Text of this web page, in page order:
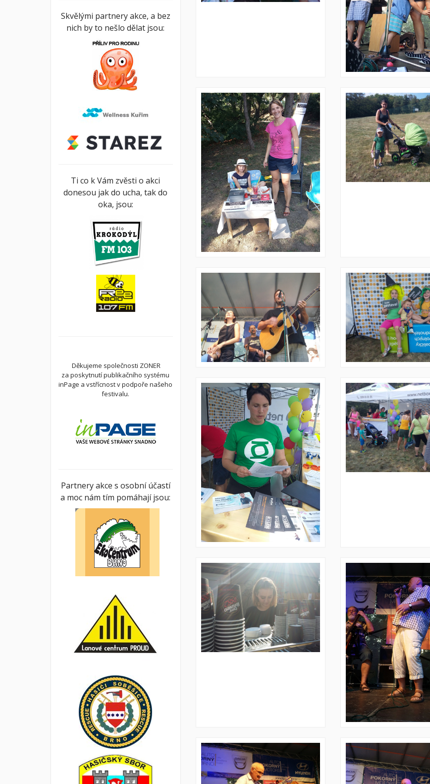
Skvělými partnery akce, a bez
nich by to nešlo dělat jsou:
Ti co k Vám zvěsti o akci
donesou jak do ucha, tak do
oka, jsou:
Děkujeme společnosti ZONER
za poskytnutí publikačního systému
inPage a vstřícnost v podpoře našeho
festivalu.
Partnery akce s osobní účastí
a moc nám tím pomáhají jsou: